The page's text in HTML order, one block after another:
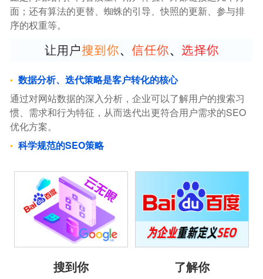
面；还有算法的更替、蜘蛛的引导、快照的更新、参与排
序的权重等。
数据分析、迭代策略是客户转化的核心
通过对网站数据的深入分析，企业可以了解用户的搜索习
惯、需求和行为特征，从而迭代出更符合用户需求的SEO
优化方案。
科学规范的SEO策略
搜到你 了解你